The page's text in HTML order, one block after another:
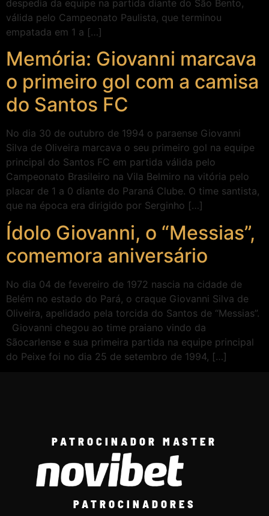
despedia da equipe na partida diante do São Bento,
válida pelo Campeonato Paulista, que terminou
empatada em 1 a […]
Memória: Giovanni marcava
o primeiro gol com a camisa
do Santos FC
No dia 30 de outubro de 1994 o paraense Giovanni
Silva de Oliveira marcava o seu primeiro gol na equipe
principal do Santos FC em partida válida pelo
Campeonato Brasileiro na Vila Belmiro na vitória pelo
placar de 1 a 0 diante do Paraná Clube. O time santista,
que na época era dirigido por Serginho […]
Ídolo Giovanni, o “Messias”,
comemora aniversário
No dia 04 de fevereiro de 1972 nascia na cidade de
Belém no estado do Pará, o craque Giovanni Silva de
Oliveira, apelidado pela torcida do Santos de “Messias”.
Giovanni chegou ao time praiano vindo da
Sãocarlense e sua primeira partida na equipe principal
do Peixe foi no dia 25 de setembro de 1994, […]
PATROCINADOR MASTER
PATROCINADORES